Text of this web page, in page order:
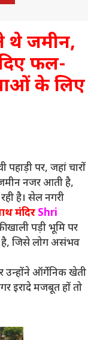
थे जमीन,
फल-
के लिए
पर, जहां चारों
नजर आती है,
है। सेल नगरी
मंदिर Shri
खाली पड़ी भूमि पर
है, जिसे लोग असंभव
उन्होंने ऑर्गेनिक खेती
इरादे मजबूत हों तो